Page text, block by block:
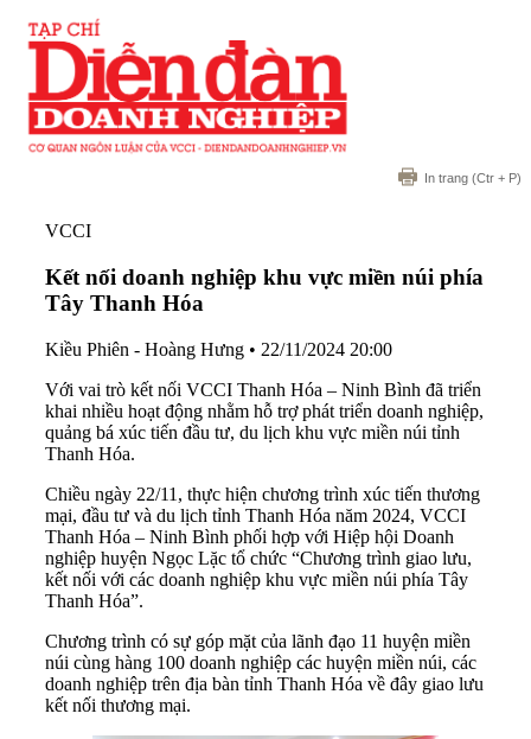
In trang (Ctr + P)
VCCI
Kết nối doanh nghiệp khu vực miền núi phía
Tây Thanh Hóa
Kiều Phiên - Hoàng Hưng • 22/11/2024 20:00
Với vai trò kết nối VCCI Thanh Hóa – Ninh Bình đã triển
khai nhiều hoạt động nhằm hỗ trợ phát triển doanh nghiệp,
quảng bá xúc tiến đầu tư, du lịch khu vực miền núi tỉnh
Thanh Hóa.
Chiều ngày 22/11, thực hiện chương trình xúc tiến thương
mại, đầu tư và du lịch tỉnh Thanh Hóa năm 2024, VCCI
Thanh Hóa – Ninh Bình phối hợp với Hiệp hội Doanh
nghiệp huyện Ngọc Lặc tổ chức “Chương trình giao lưu,
kết nối với các doanh nghiệp khu vực miền núi phía Tây
Thanh Hóa”.
Chương trình có sự góp mặt của lãnh đạo 11 huyện miền
núi cùng hàng 100 doanh nghiệp các huyện miền núi, các
doanh nghiệp trên địa bàn tỉnh Thanh Hóa về đây giao lưu
kết nối thương mại.